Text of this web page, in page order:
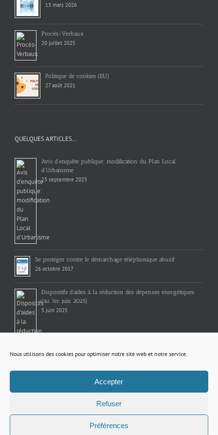
Nous utilisons des cookies pour optimiser notre site web et notre service.
Accepter
Refuser
Préférences
13 mars 2026
Procès-Verbaux
20 juillet 2025
Politique de cookies (EU)
27 août 2021
QUELQUES ARTICLES…
Avis d’enquête publique: modification du Plan Local
d’Urbanisme
23 septembre 2025
Se protéger contre le démarchage téléphonique abusif
26 octobre 2017
Dispositifs d’aides à la réduction des dépenses énergétiques
(au 1er juin 2025)
5 juin 2025